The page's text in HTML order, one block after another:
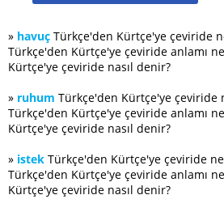
» havuç Türkçe'den Kürtçe'ye çeviride
Türkçe'den Kürtçe'ye çeviride anlamı
Kürtçe'ye çeviride nasıl denir?
» ruhum Türkçe'den Kürtçe'ye çeviride
Türkçe'den Kürtçe'ye çeviride anlamı
Kürtçe'ye çeviride nasıl denir?
» istek Türkçe'den Kürtçe'ye çeviride
Türkçe'den Kürtçe'ye çeviride anlamı
Kürtçe'ye çeviride nasıl denir?